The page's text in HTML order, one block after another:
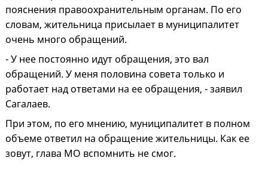
пояснения правоохранительным органам. По его
словам, жительница присылает в муниципалитет
очень много обращений.
- У нее постоянно идут обращения, это вал
обращений. У меня половина совета только и
работает над ответами на ее обращения, - заявил
Сагалаев.
При этом, по его мнению, муниципалитет в полном
объеме ответил на обращение жительницы. Как ее
зовут, глава МО вспомнить не смог.